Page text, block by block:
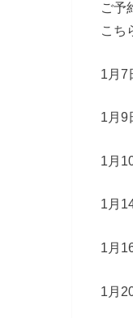
ご予
こち
1月7
1月
1月
1月
1月
1月